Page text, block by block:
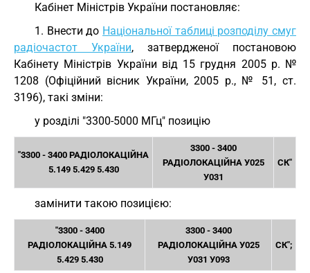
Кабінет Міністрів України постановляє:
1. Внести до Національної таблиці розподілу смуг
радіочастот України, затвердженої постановою
Кабінету Міністрів України від 15 грудня 2005 р. №
1208 (Офіційний вісник України, 2005 р., № 51, ст.
3196), такі зміни:
у розділі "3300-5000 МГц" позицію
"3300 - 3400 РАДІОЛОКАЦІЙНА
5.149 5.429 5.430
3300 - 3400
РАДІОЛОКАЦІЙНА У025
У031
СК"
замінити такою позицією:
"3300 - 3400
РАДІОЛОКАЦІЙНА 5.149
5.429 5.430
3300 - 3400
РАДІОЛОКАЦІЙНА У025
У031 У093
СК";